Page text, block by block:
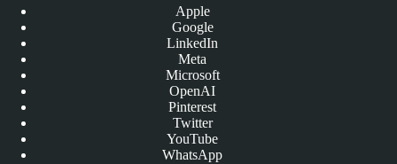
Apple
Google
LinkedIn
Meta
Microsoft
OpenAI
Pinterest
Twitter
YouTube
WhatsApp